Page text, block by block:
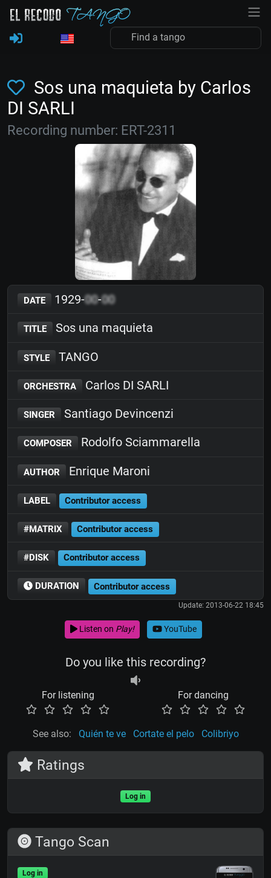
Sos una maquieta by Carlos
DI SARLI
Recording number: ERT-2311
DATE 1929-00-00
TITLE Sos una maquieta
STYLE TANGO
ORCHESTRA Carlos DI SARLI
SINGER Santiago Devincenzi
COMPOSER Rodolfo Sciammarella
AUTHOR Enrique Maroni
LABEL Contributor access
#MATRIX Contributor access
#DISK Contributor access
DURATION Contributor access
Update: 2013-06-22 18:45
Listen on Play! YouTube
Do you like this recording?
For listening For dancing
See also: Quién te ve Cortate el pelo Colibriyo
Ratings
Log in
Tango Scan
Log in